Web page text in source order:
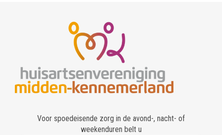
Voor spoedeisende zorg in de avond-, nacht- of
weekenduren belt u